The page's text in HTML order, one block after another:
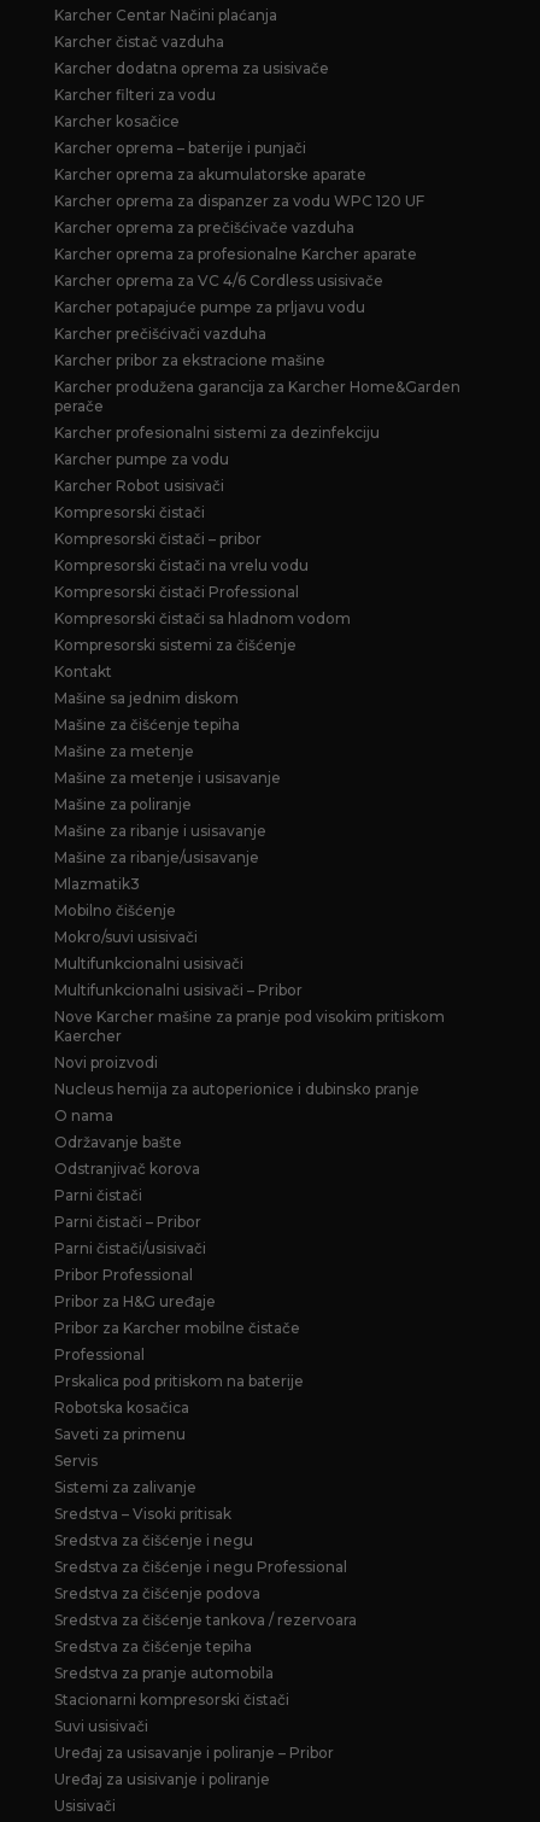
Karcher Centar Načini plaćanja
Karcher čistač vazduha
Karcher dodatna oprema za usisivače
Karcher filteri za vodu
Karcher kosačice
Karcher oprema – baterije i punjači
Karcher oprema za akumulatorske aparate
Karcher oprema za dispanzer za vodu WPC 120 UF
Karcher oprema za prečišćivače vazduha
Karcher oprema za profesionalne Karcher aparate
Karcher oprema za VC 4/6 Cordless usisivače
Karcher potapajuće pumpe za prljavu vodu
Karcher prečišćivači vazduha
Karcher pribor za ekstracione mašine
Karcher produžena garancija za Karcher Home&Garden
perače
Karcher profesionalni sistemi za dezinfekciju
Karcher pumpe za vodu
Karcher Robot usisivači
Kompresorski čistači
Kompresorski čistači – pribor
Kompresorski čistači na vrelu vodu
Kompresorski čistači Professional
Kompresorski čistači sa hladnom vodom
Kompresorski sistemi za čišćenje
Kontakt
Mašine sa jednim diskom
Mašine za čišćenje tepiha
Mašine za metenje
Mašine za metenje i usisavanje
Mašine za poliranje
Mašine za ribanje i usisavanje
Mašine za ribanje/usisavanje
Mlazmatik3
Mobilno čišćenje
Mokro/suvi usisivači
Multifunkcionalni usisivači
Multifunkcionalni usisivači – Pribor
Nove Karcher mašine za pranje pod visokim pritiskom
Kaercher
Novi proizvodi
Nucleus hemija za autoperionice i dubinsko pranje
O nama
Održavanje bašte
Odstranjivač korova
Parni čistači
Parni čistači – Pribor
Parni čistači/usisivači
Pribor Professional
Pribor za H&G uređaje
Pribor za Karcher mobilne čistače
Professional
Prskalica pod pritiskom na baterije
Robotska kosačica
Saveti za primenu
Servis
Sistemi za zalivanje
Sredstva – Visoki pritisak
Sredstva za čišćenje i negu
Sredstva za čišćenje i negu Professional
Sredstva za čišćenje podova
Sredstva za čišćenje tankova / rezervoara
Sredstva za čišćenje tepiha
Sredstva za pranje automobila
Stacionarni kompresorski čistači
Suvi usisivači
Uređaj za usisavanje i poliranje – Pribor
Uređaj za usisivanje i poliranje
Usisivači